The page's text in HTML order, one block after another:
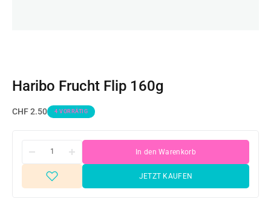
Haribo Frucht Flip 160g
CHF2.50 4 VORRÄTIG
In den Warenkorb
JETZT KAUFEN